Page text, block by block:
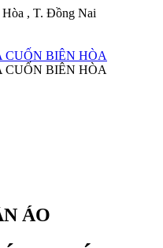
Hòa , T. Đồng Nai
ÁO